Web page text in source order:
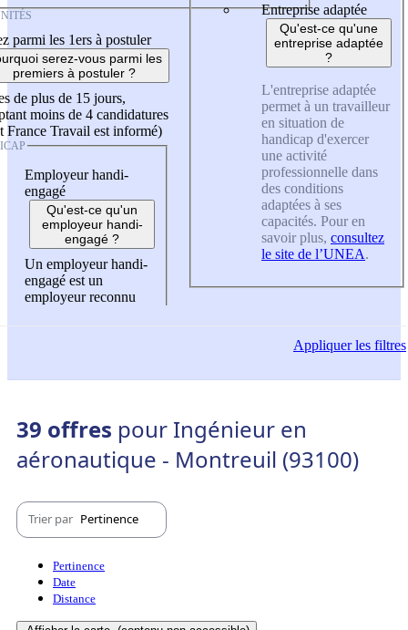
parmi les 1ers à postuler
serez-vous parmi les
premiers à postuler ?
de plus de 15 jours,
moins de 4 candidatures
France Travail est informé)
Employeur handi-
engagé
Qu'est-ce qu'un
employeur handi-
engagé ?
Un employeur handi-
engagé est un
employeur reconnu
Entreprise adaptée
Qu'est-ce qu'une
entreprise adaptée
?
L'entreprise adaptée
permet à un travailleur
en situation de
handicap d'exercer
une activité
professionnelle dans
des conditions
adaptées à ses
capacités. Pour en
savoir plus, consultez
le site de l’UNEA.
Appliquerles filtres
39 offres pour Ingénieur en
aéronautique - Montreuil (93100)
Trier par Pertinence
Pertinence
Date
Distance